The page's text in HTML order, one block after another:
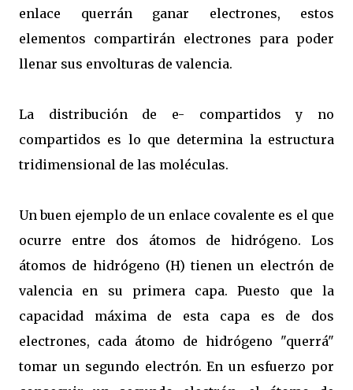
enlace querrán ganar electrones, estos
elementos compartirán electrones para poder
llenar sus envolturas de valencia.
La distribución de e- compartidos y no
compartidos es lo que determina la estructura
tridimensional de las moléculas.
Un buen ejemplo de un enlace covalente es el que
ocurre entre dos átomos de hidrógeno. Los
átomos de hidrógeno (H) tienen un electrón de
valencia en su primera capa. Puesto que la
capacidad máxima de esta capa es de dos
electrones, cada átomo de hidrógeno "querrá"
tomar un segundo electrón. En un esfuerzo por